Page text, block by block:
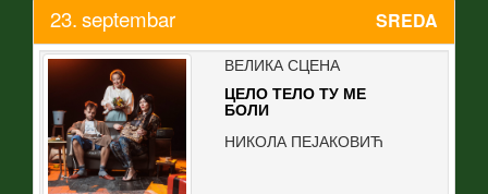
23.septembar SREDA
ВЕЛИКА СЦЕНА
ЦЕЛО ТЕЛО ТУ МЕ
БОЛИ
НИКОЛА ПЕЈАКОВИЋ